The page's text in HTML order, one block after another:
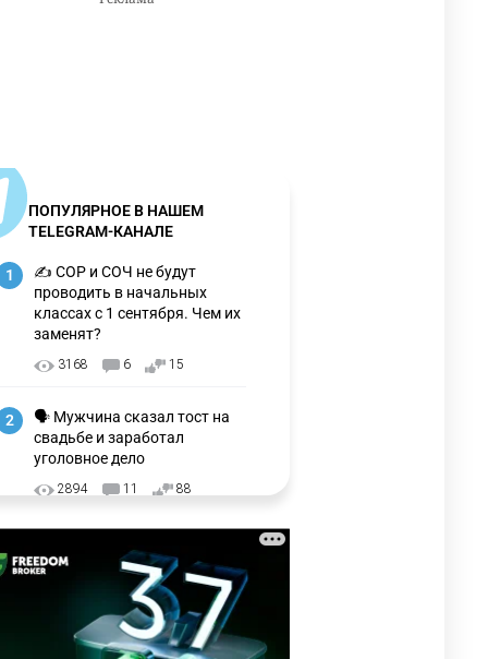
ПОПУЛЯРНОЕ В НАШЕМ
TELEGRAM-КАНАЛЕ
1
✍️ СОР и СОЧ не будут
проводить в начальных
классах с 1 сентября. Чем их
заменят?
3168 6 15
2
🗣 Мужчина сказал тост на
свадьбе и заработал
уголовное дело
2894 11 88
Переписку из телефона
Нурай Серикбай в день
похищения зачитали в суде
2916 0 19